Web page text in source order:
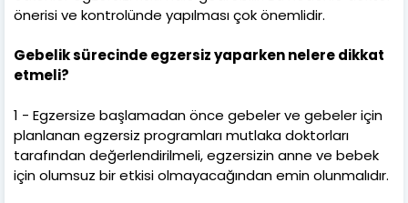
önerisi ve kontrolünde yapılması çok önemlidir.
Gebelik sürecinde egzersiz yaparken nelere dikkat
etmeli?
1 - Egzersize başlamadan önce gebeler ve gebeler için
planlanan egzersiz programları mutlaka doktorları
tarafından değerlendirilmeli, egzersizin anne ve bebek
için olumsuz bir etkisi olmayacağından emin olunmalıdır.